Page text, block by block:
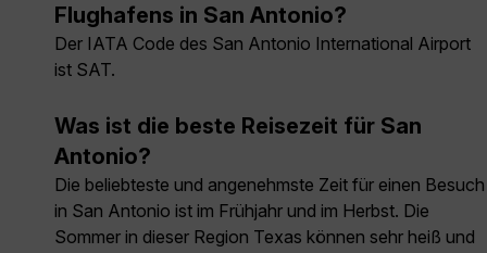
Flughafens in San Antonio?
Der IATA Code des San Antonio International Airport
ist SAT.
Was ist die beste Reisezeit für San
Antonio?
Die beliebteste und angenehmste Zeit für einen Besuch
in San Antonio ist im Frühjahr und im Herbst. Die
Sommer in dieser Region Texas können sehr heiß und